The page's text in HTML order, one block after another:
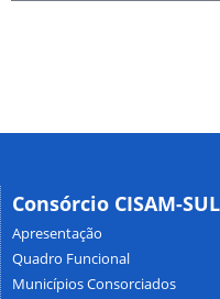
Consórcio CISAM-SUL
Apresentação
Quadro Funcional
Municípios Consorciados